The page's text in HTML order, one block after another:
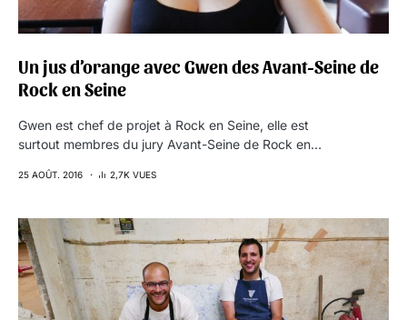
Un jus d’orange avec Gwen des Avant-Seine de
Rock en Seine
Gwen est chef de projet à Rock en Seine, elle est
surtout membres du jury Avant-Seine de Rock en…
25 AOÛT. 2016 2,7K VUES